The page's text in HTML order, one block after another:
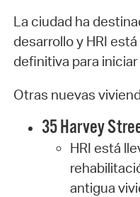
La ciudad ha
desarrollo y HRI
definitiva para
Otras nuevas
35 Harvey
HRI está
antigua